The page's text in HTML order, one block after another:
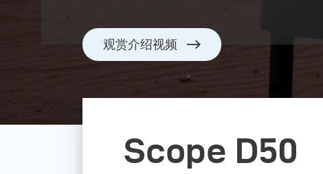
观赏介绍视频
Scope D50